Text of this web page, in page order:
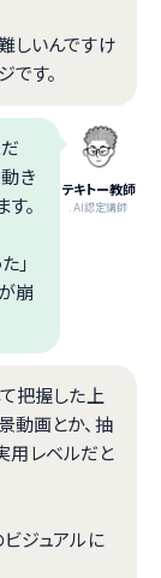
しいんですけ
です。
テキトー教師
.AI認定講師
き
。
」
崩
把握した上
動画とか、抽
用レベルだと
ジュアルに